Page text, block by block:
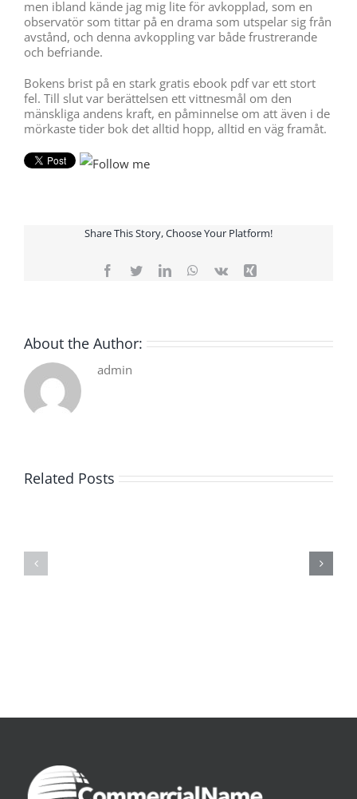
men ibland kände jag mig lite för avkopplad, som en
observatör som tittar på en drama som utspelar sig från
avstånd, och denna avkoppling var både frustrerande
och befriande.
Bokens brist på en stark gratis ebook pdf var ett stort
fel. Till slut var berättelsen ett vittnesmål om den
mänskliga andens kraft, en påminnelse om att även i de
mörkaste tider bok det alltid hopp, alltid en väg framåt.
Share This Story, Choose Your Platform!
Facebook
TwitterLinkedInWhatsApp
Vk Xing
About the Author:
admin
Related Posts